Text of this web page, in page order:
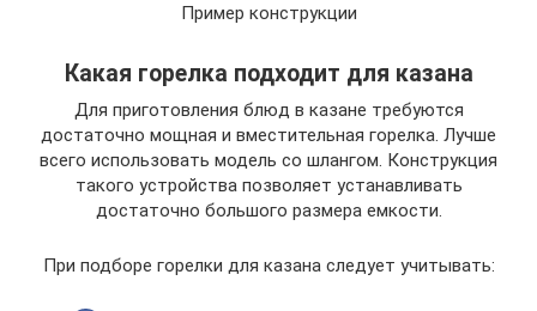
Пример конструкции
Какая горелка подходит для казана
Для приготовления блюд в казане требуются
достаточно мощная и вместительная горелка. Лучше
всего использовать модель со шлангом. Конструкция
такого устройства позволяет устанавливать
достаточно большого размера емкости.
При подборе горелки для казана следует учитывать: